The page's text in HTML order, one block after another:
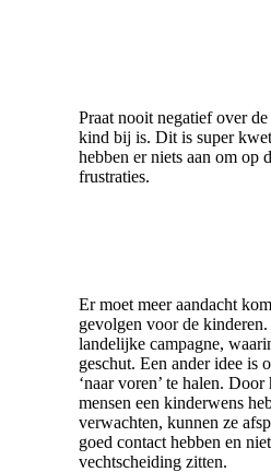
Praat nooit negatief over
kind bij is. Dit is super
hebben er niets aan om op
frustraties.
Er moet meer aandacht
gevolgen voor de
landelijke campagne,
geschut. Een ander idee is
‘naar voren’ te halen.
mensen een kinderwens
verwachten, kunnen ze
goed contact hebben en
vechtscheiding zitten.